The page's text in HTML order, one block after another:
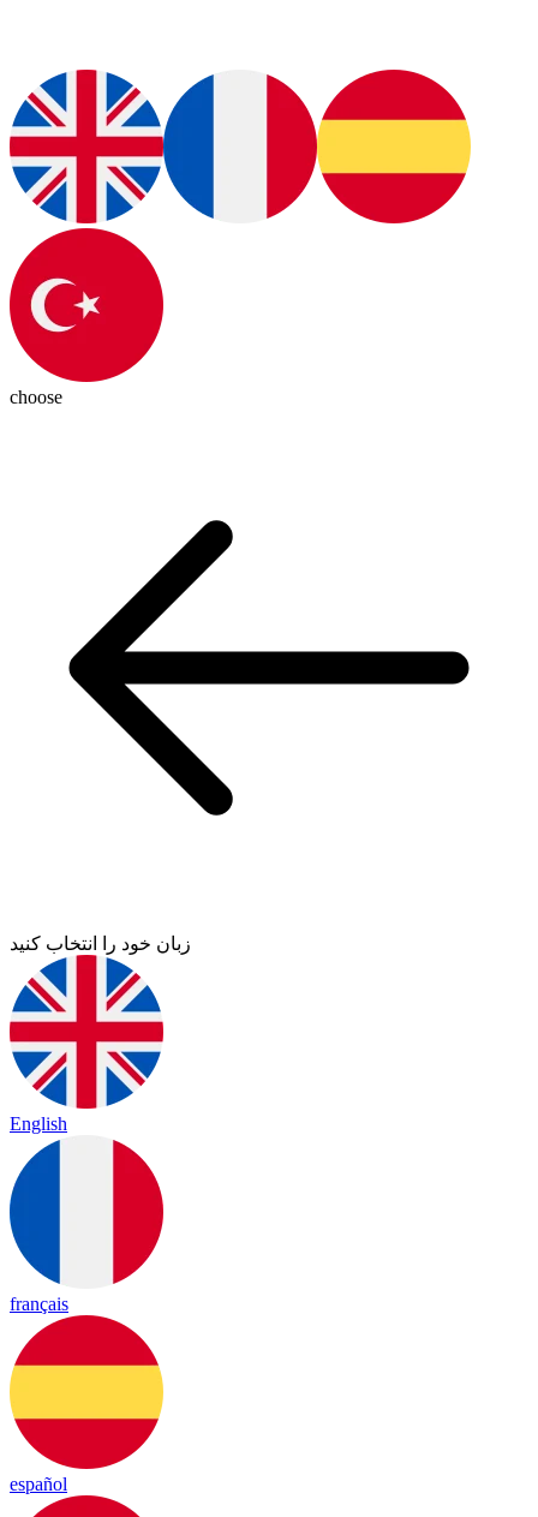
choose
زبان خود را انتخاب کنید
English
français
español